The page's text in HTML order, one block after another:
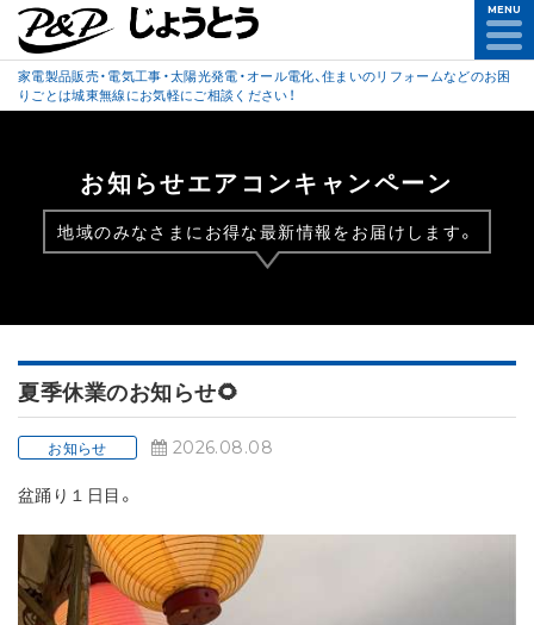
MENU
家電製品販売・電気工事・太陽光発電・オール電化、住まいのリフォームなどのお困
りごとは城東無線にお気軽にご相談ください！
お知らせエアコンキャンペーン
地域のみなさまにお得な最新情報をお届けします。
夏季休業のお知らせ🌻
お知らせ
2026.08.08
盆踊り１日目。